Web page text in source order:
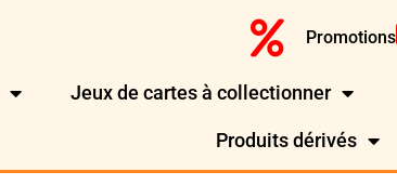
Promotions
Jeux de cartes à collectionner
Produits dérivés